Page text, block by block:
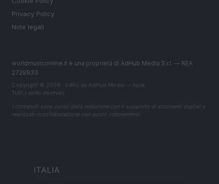
Privacy Policy
Note legali
worldmusiconline.it è una proprietà di AdHub Media S.r.l. — REA
2729933
Copyright © 2026 · Edito da AdHub Media — Italia
Tutti i diritti riservati
I contenuti sono curati dalla redazione con il supporto di strumenti digitali e
realizzati in collaborazione con autori indipendenti.
ITALIA